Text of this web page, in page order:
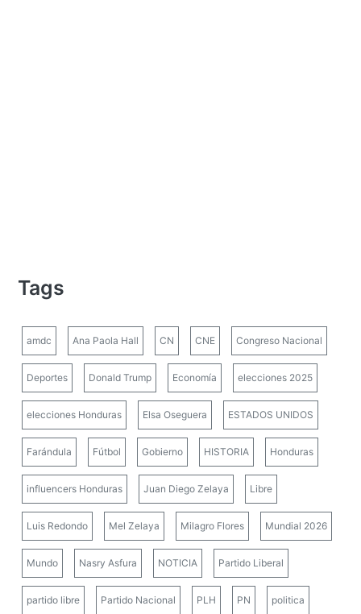
Tags
amdc Ana Paola Hall CN CNE Congreso Nacional
Deportes Donald Trump Economía elecciones 2025
elecciones Honduras Elsa Oseguera ESTADOS UNIDOS
Farándula Fútbol Gobierno HISTORIA Honduras
influencers Honduras Juan Diego Zelaya Libre
Luis Redondo Mel Zelaya Milagro Flores Mundial 2026
Mundo Nasry Asfura NOTICIA Partido Liberal
partido libre Partido Nacional PLH PN politica